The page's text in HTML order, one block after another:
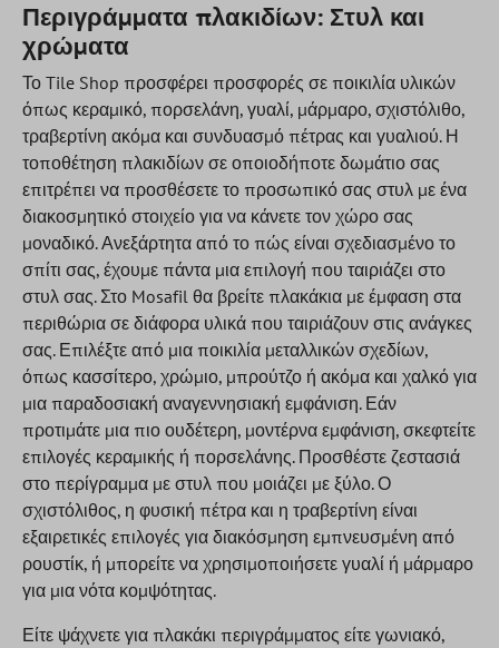
Περιγράμματα πλακιδίων: Στυλ και
χρώματα
Το Tile Shop προσφέρει προσφορές σε ποικιλία υλικών
όπως κεραμικό, πορσελάνη, γυαλί, μάρμαρο, σχιστόλιθο,
τραβερτίνη ακόμα και συνδυασμό πέτρας και γυαλιού. Η
τοποθέτηση πλακιδίων σε οποιοδήποτε δωμάτιο σας
επιτρέπει να προσθέσετε το προσωπικό σας στυλ με ένα
διακοσμητικό στοιχείο για να κάνετε τον χώρο σας
μοναδικό. Ανεξάρτητα από το πώς είναι σχεδιασμένο το
σπίτι σας, έχουμε πάντα μια επιλογή που ταιριάζει στο
στυλ σας. Στο Mosafil θα βρείτε πλακάκια με έμφαση στα
περιθώρια σε διάφορα υλικά που ταιριάζουν στις ανάγκες
σας. Επιλέξτε από μια ποικιλία μεταλλικών σχεδίων,
όπως κασσίτερο, χρώμιο, μπρούτζο ή ακόμα και χαλκό για
μια παραδοσιακή αναγεννησιακή εμφάνιση. Εάν
προτιμάτε μια πιο ουδέτερη, μοντέρνα εμφάνιση, σκεφτείτε
επιλογές κεραμικής ή πορσελάνης. Προσθέστε ζεστασιά
στο περίγραμμα με στυλ που μοιάζει με ξύλο. Ο
σχιστόλιθος, η φυσική πέτρα και η τραβερτίνη είναι
εξαιρετικές επιλογές για διακόσμηση εμπνευσμένη από
ρουστίκ, ή μπορείτε να χρησιμοποιήσετε γυαλί ή μάρμαρο
για μια νότα κομψότητας.
Είτε ψάχνετε για πλακάκι περιγράμματος είτε γωνιακό,